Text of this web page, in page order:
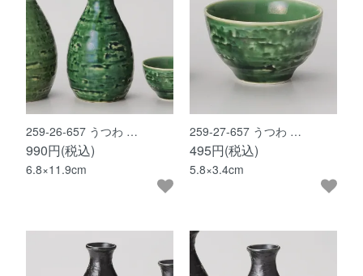
259-26-657 うつわ …
990円(税込)
6.8×11.9cm
259-27-657 うつわ …
495円(税込)
5.8×3.4cm